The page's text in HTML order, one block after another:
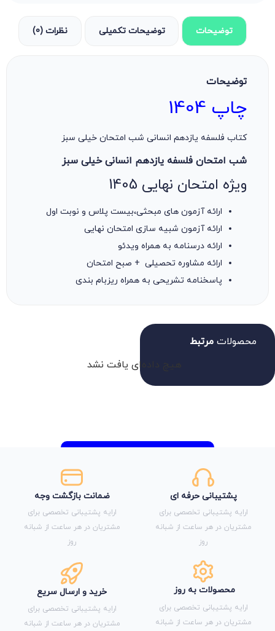
توضیحات توضیحات تکمیلی نظرات (0)
توضیحات
چاپ 1404
کتاب فلسفه یازدهم انسانی شب امتحان خیلی سبز
شب امتحان فلسفه یازدهم انسانی خیلی سبز
ویژه امتحان نهایی 1405
ارائه آزمون های مبحثی،بیست پلاس و نوبت اول
ارائه آزمون شبیه سازی امتحان نهایی
ارائه درسنامه به همراه ویدئو
ارائه مشاوره تحصیلی + صبح امتحان
پاسخنامه تشریحی به همراه ریزبام بندی
محصولات مرتبط
هیچ داده‌ای یافت نشد
پشتیبانی حرفه ای
ارایه پشتیبانی تخصصی برای
مشتریان در هر ساعت از شبانه
روز
ضمانت بازگشت وجه
ارایه پشتیبانی تخصصی برای
مشتریان در هر ساعت از شبانه
روز
محصولات به روز
ارایه پشتیبانی تخصصی برای
مشتریان در هر ساعت از شبانه
خرید و ارسال سریع
ارایه پشتیبانی تخصصی برای
مشتریان در هر ساعت از شبانه